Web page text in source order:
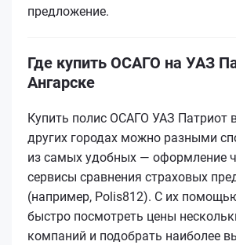
предложение.
Где купить ОСАГО на УАЗ
Ангарске
Купить полис ОСАГО УАЗ Патриот
других городах можно разными
из самых удобных — оформление
сервисы сравнения страховых
(например, Polis812). С их
быстро посмотреть цены
компаний и подобрать наиболее